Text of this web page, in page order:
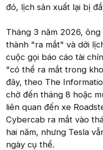
đó, lịch sản xuất lại bị
Tháng 3 năm 2026,
thành "ra mắt" và dời
cuộc gọi báo cáo tài
"có thể ra mắt trong
đây, theo The
chờ đến tháng 8 hoặc
liên quan đến xe
Cybercab ra mắt vào
hai năm, nhưng Tesla
ngày cụ thể.